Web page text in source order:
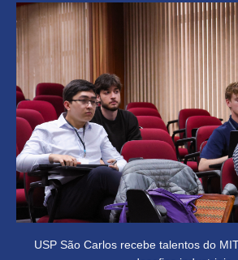
USP São Carlos recebe talentos do